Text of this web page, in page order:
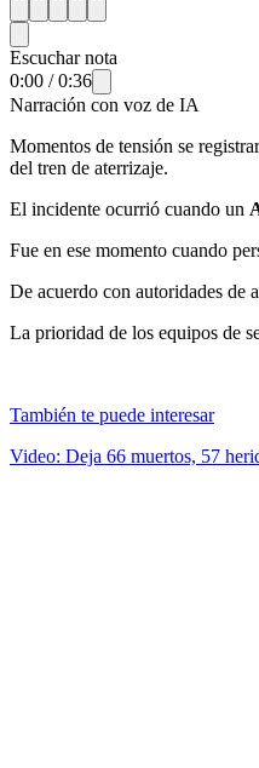
Escuchar nota
0:00 /0:36
Narración con voz de IA
Momentos de tensión se
del tren de aterrizaje.
El incidente ocurrió cuando un
Fue en ese momento cuando
De acuerdo con autoridades de
La prioridad de los equipos de
También te puede interesar
Video: Deja 66 muertos, 57